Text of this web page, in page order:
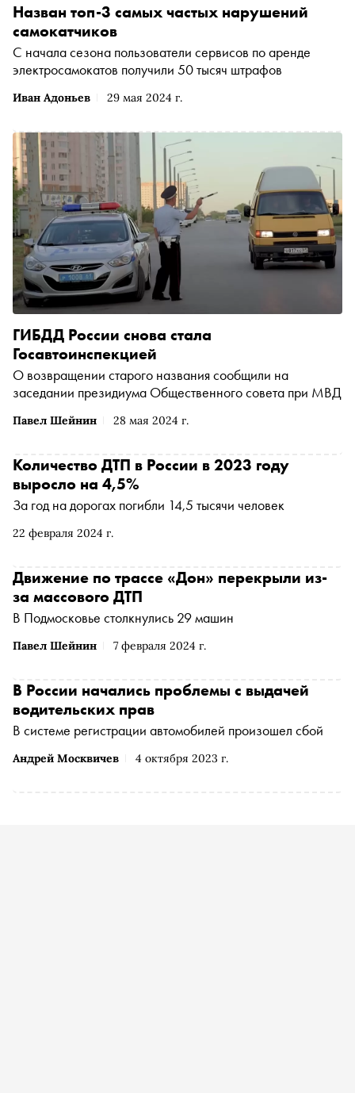
Иван Адоньев 29 мая 2024 г.
Назван топ-3 самых частых нарушений
самокатчиков
С начала сезона пользователи сервисов по аренде
электросамокатов получили 50 тысяч штрафов
Павел Шейнин 28 мая 2024 г.
ГИБДД России снова стала
Госавтоинспекцией
О возвращении старого названия сообщили на
заседании президиума Общественного совета при МВД
22 февраля 2024 г.
Количество ДТП в России в 2023 году
выросло на 4,5%
За год на дорогах погибли 14,5 тысячи человек
Павел Шейнин 7 февраля 2024 г.
Движение по трассе «Дон» перекрыли из-
за массового ДТП
В Подмосковье столкнулись 29 машин
Андрей Москвичев 4 октября 2023 г.
В России начались проблемы с выдачей
водительских прав
В системе регистрации автомобилей произошел сбой